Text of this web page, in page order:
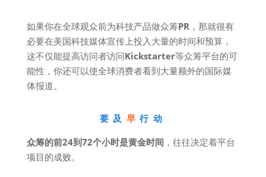
如果你在全球观众前为科技产品做众筹PR ，那就很有
必要在美国科技媒体宣传上投入大量的时间和预算，
这不仅能提高访问者访问Kickstarter等众筹平台的可
能性，你还可以使全球消费者看到大量额外的国际媒
体报道。
要及 早行动
众筹的前24到72个小时是黄金时间，往往决定着平台
项目的成败。